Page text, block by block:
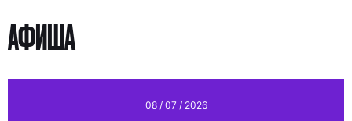
АФИША
08 / 07 / 2026